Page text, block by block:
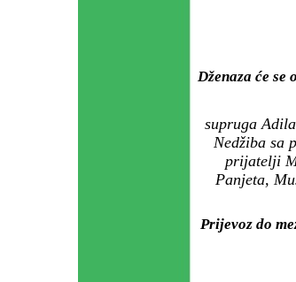
Dženaza će
supruga
Nedžiba sa
prijatelji
Panjeta,
Prijevoz do